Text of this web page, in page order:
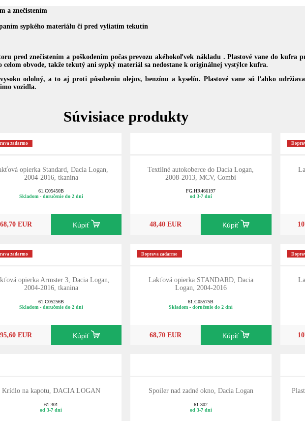
a znečistením
sypkého materiálu či pred vyliatím tekutín
pred znečistením a poškodením počas prevozu akéhokoľvek nákladu . Plastové vane do kufra
obvode, takže tekutý ani sypký materiál sa nedostane k originálnej vystýlce kufra.
odolný, a to aj proti pôsobeniu olejov, benzínu a kyselín. Plastové vane sú ľahko
vozidla.
Súvisiace produkty
zadarmo
opierka Standard, Dacia Logan,
2004-2016, tkanina
61.C05450B
Skladom - doručenie do 2 dní
68,70 EUR Kúpiť
Textilné autokoberce do Dacia Logan,
2008-2013, MCV, Combi
FG.HR466197
od 3-7 dní
48,40 EUR Kúpiť
zadarmo
opierka Armster 3, Dacia Logan,
2004-2016, tkanina
61.C05256B
Skladom - doručenie do 2 dní
95,60 EUR Kúpiť
Doprava zadarmo
Lakťová opierka STANDARD, Dacia
Logan, 2004-2016
61.C05575B
Skladom - doručenie do 2 dní
68,70 EUR Kúpiť
Krídlo na kapotu, DACIA LOGAN
61.301
od 3-7 dní
Spoiler nad zadné okno, Dacia Logan
61.302
od 3-7 dní